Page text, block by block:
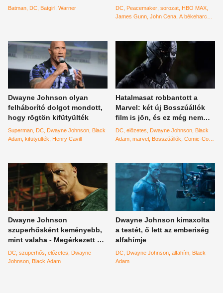
készült az igazi DC-
visszatért volna Batmanként
Batman DC Batgirl Warner DC Peacemaker sorozat HBO MAX
James Gunn John Cena A békeharcos
Dwayne Johnson olyan
felháborító dolgot mondott,
hogy rögtön kifütyülték
Superman DC Dwayne Johnson Black
Adam kifütyülték Henry Cavill
Hatalmasat robbantott a
Marvel: két új Bosszúállók
film is jön, és ez még nem
minden
DC előzetes Dwayne Johnson Black
Adam marvel Bosszúállók Comic-Con
Dwayne Johnson
szuperhősként keményebb,
mint valaha - Megérkezett a
Black Adam első előzetese
DC szuperhős előzetes
Dwayne
Johnson Black Adam
Dwayne Johnson kimaxolta
a testét, ő lett az emberiség
alfahímje
DC Dwayne Johnson alfahím Black
Adam